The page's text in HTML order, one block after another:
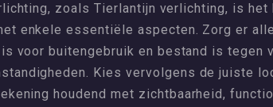
zoals Tierlantijn verlichting, is het
enkele essentiële aspecten. Zorg er
voor buitengebruik en bestand is tegen
Kies vervolgens de juiste
houdend met zichtbaarheid,